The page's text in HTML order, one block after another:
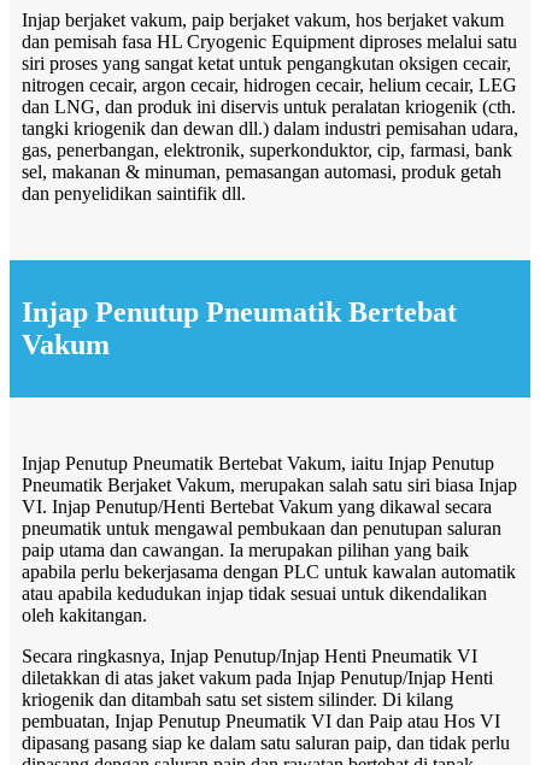
Injap berjaket vakum, paip berjaket vakum, hos berjaket vakum
dan pemisah fasa HL Cryogenic Equipment diproses melalui satu
siri proses yang sangat ketat untuk pengangkutan oksigen cecair,
nitrogen cecair, argon cecair, hidrogen cecair, helium cecair, LEG
dan LNG, dan produk ini diservis untuk peralatan kriogenik (cth.
tangki kriogenik dan dewan dll.) dalam industri pemisahan udara,
gas, penerbangan, elektronik, superkonduktor, cip, farmasi, bank
sel, makanan & minuman, pemasangan automasi, produk getah
dan penyelidikan saintifik dll.
Injap Penutup Pneumatik Bertebat
Vakum
Injap Penutup Pneumatik Bertebat Vakum, iaitu Injap Penutup
Pneumatik Berjaket Vakum, merupakan salah satu siri biasa Injap
VI. Injap Penutup/Henti Bertebat Vakum yang dikawal secara
pneumatik untuk mengawal pembukaan dan penutupan saluran
paip utama dan cawangan. Ia merupakan pilihan yang baik
apabila perlu bekerjasama dengan PLC untuk kawalan automatik
atau apabila kedudukan injap tidak sesuai untuk dikendalikan
oleh kakitangan.
Secara ringkasnya, Injap Penutup/Injap Henti Pneumatik VI
diletakkan di atas jaket vakum pada Injap Penutup/Injap Henti
kriogenik dan ditambah satu set sistem silinder. Di kilang
pembuatan, Injap Penutup Pneumatik VI dan Paip atau Hos VI
dipasang pasang siap ke dalam satu saluran paip, dan tidak perlu